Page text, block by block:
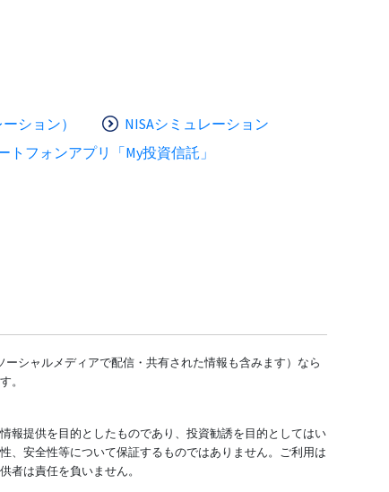
ション）
NISAシミュレーション
トフォンアプリ「My投資信託」
シャルメディアで配信・共有された情報も含みます）なら
。
報提供を目的としたものであり、投資勧誘を目的としてはい
、安全性等について保証するものではありません。ご利用は
は責任を負いません。